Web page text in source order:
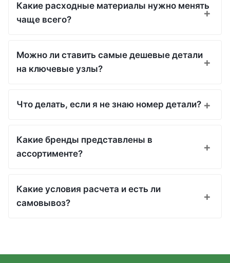
Какие расходные материалы нужно менять
чаще всего?
Можно ли ставить самые дешевые детали
на ключевые узлы?
Что делать, если я не знаю номер детали?
Какие бренды представлены в
ассортименте?
Какие условия расчета и есть ли
самовывоз?